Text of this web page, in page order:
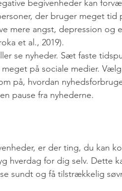
begivenheder kan
der bruger meget tid
mere angst, depression og
et al., 2019).
se nyheder. Sæt faste
på sociale medier.
på, hvordan
pause fra nyhederne.
er der ting, du kan
hverdag for dig selv. Dette
sundt og få tilstrækkelig